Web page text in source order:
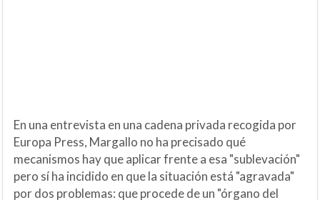
En una entrevista en una cadena privada recogida por
Europa Press, Margallo no ha precisado qué
mecanismos hay que aplicar frente a esa "sublevación"
pero sí ha incidido en que la situación está "agravada"
por dos problemas: que procede de un "órgano del